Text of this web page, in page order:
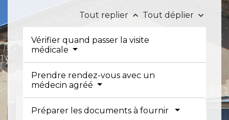
Tout replier keyboard_arrow_up Tout déplier keyboard_arrow_down
Vérifier quand passer la visite
médicale
Prendre rendez-vous avec un
médecin agréé
Préparer les documents à fournir